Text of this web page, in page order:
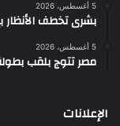
5 أغسطس، 2026
بشرى تخطف الأنظار
5 أغسطس، 2026
مصر تتوج بلقب
الإعلانات